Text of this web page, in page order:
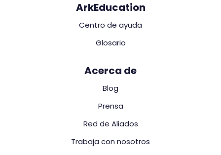
ArkEducation
Centro de ayuda
Glosario
Acerca de
Blog
Prensa
Red de Aliados
Trabaja con nosotros